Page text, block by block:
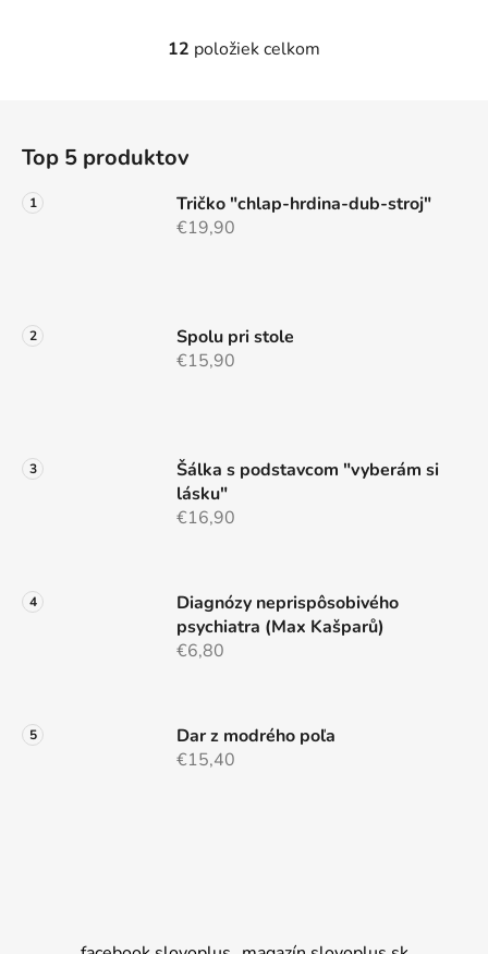
O
c
v
k
i
12 položiek celkom
Top 5 produktov
Tričko "chlap-hrdina-dub-stroj"
€19,90
Spolu pri stole
€15,90
Šálka s podstavcom "vyberám si
lásku"
€16,90
Diagnózy neprispôsobivého
psychiatra (Max Kašparů)
€6,80
Dar z modrého poľa
€15,40